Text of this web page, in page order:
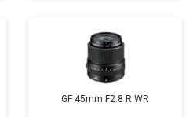
GF 45mm F2.8 R WR